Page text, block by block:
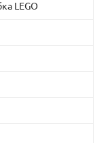
LEGO